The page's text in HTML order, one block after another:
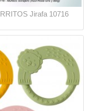
Jirafa 10716